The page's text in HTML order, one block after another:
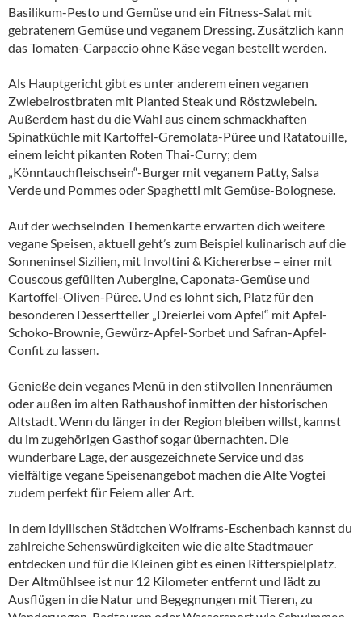
Basilikum-Pesto und Gemüse und ein Fitness-Salat mit
gebratenem Gemüse und veganem Dressing. Zusätzlich kann
das Tomaten-Carpaccio ohne Käse vegan bestellt werden.
Als Hauptgericht gibt es unter anderem einen veganen
Zwiebelrostbraten mit Planted Steak und Röstzwiebeln.
Außerdem hast du die Wahl aus einem schmackhaften
Spinatküchle mit Kartoffel-Gremolata-Püree und Ratatouille,
einem leicht pikanten Roten Thai-Curry; dem
„Könntauchfleischsein“-Burger mit veganem Patty, Salsa
Verde und Pommes oder Spaghetti mit Gemüse-Bolognese.
Auf der wechselnden Themenkarte erwarten dich weitere
vegane Speisen, aktuell geht’s zum Beispiel kulinarisch auf die
Sonneninsel Sizilien, mit Involtini & Kichererbse – einer mit
Couscous gefüllten Aubergine, Caponata-Gemüse und
Kartoffel-Oliven-Püree. Und es lohnt sich, Platz für den
besonderen Dessertteller „Dreierlei vom Apfel“ mit Apfel-
Schoko-Brownie, Gewürz-Apfel-Sorbet und Safran-Apfel-
Confit zu lassen.
Genieße dein veganes Menü in den stilvollen Innenräumen
oder außen im alten Rathaushof inmitten der historischen
Altstadt. Wenn du länger in der Region bleiben willst, kannst
du im zugehörigen Gasthof sogar übernachten. Die
wunderbare Lage, der ausgezeichnete Service und das
vielfältige vegane Speisenangebot machen die Alte Vogtei
zudem perfekt für Feiern aller Art.
In dem idyllischen Städtchen Wolframs-Eschenbach kannst du
zahlreiche Sehenswürdigkeiten wie die alte Stadtmauer
entdecken und für die Kleinen gibt es einen Ritterspielplatz.
Der Altmühlsee ist nur 12 Kilometer entfernt und lädt zu
Ausflügen in die Natur und Begegnungen mit Tieren, zu